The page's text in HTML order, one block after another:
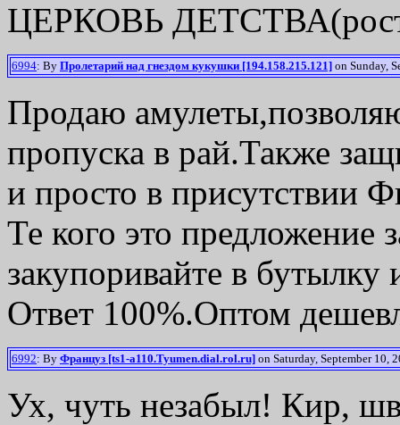
ЦЕРКОВЬ
6994: By Пролетарий над гнездом кукушки [194.158.215.121] on Sunday,
Продаю
пропуска в рай.Также
и просто в присутствии
Те кого это предложение
закупоривайте в бутылку
Ответ 100%.Оптом
6992: By Француз [ts1-a110.Tyumen.dial.rol.ru] on Saturday, September 10,
Ух, чуть незабыл! Кир,